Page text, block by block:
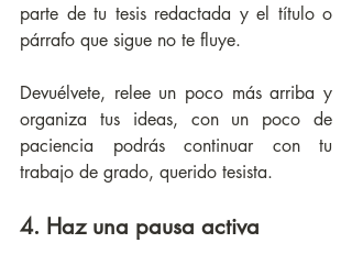
parte de tu tesis redactada y el título o
párrafo que sigue no te fluye.
Devuélvete, relee un poco más arriba y
organiza tus ideas, con un poco de
paciencia podrás continuar con tu
trabajo de grado, querido tesista.
4. Haz una pausa activa